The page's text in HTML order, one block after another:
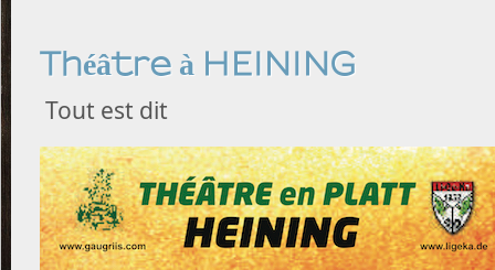
Théâtre à HEINING
Tout est dit